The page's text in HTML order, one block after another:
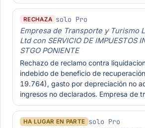
RECHAZA solo Pro
Empresa de Transporte y Turismo
Ltd con SERVICIO DE IMPUESTOS
STGO PONIENTE
Rechazo de reclamo contra
indebido de beneficio de
19.764), gasto por depreciación no
ingresos no declarados. Empresa de
HA LUGAR EN PARTE solo Pro